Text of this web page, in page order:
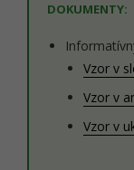
DOKUMENTY:
Vzor v
Vzor v
Vzor v